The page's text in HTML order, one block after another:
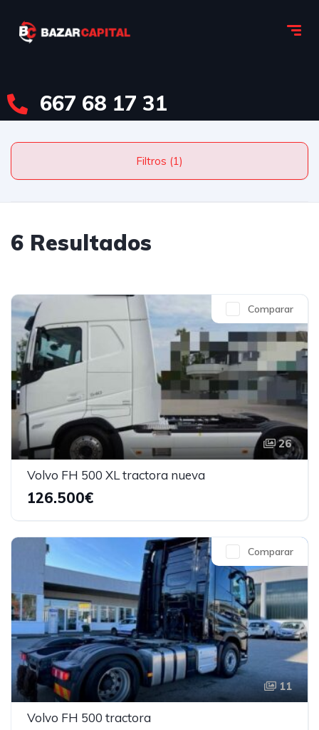
667 68 17 31
Filtros (1)
6 Resultados
26
Comparar
Volvo FH 500 XL tractora nueva
126.500€
11
Comparar
Volvo FH 500 tractora